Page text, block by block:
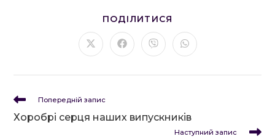
ПОДІЛИТИСЯ
ЦИМ
ВМІСТОМ
Відкрити
в
вікні
Відкрити
в
вікні
Відкрити
в
вікні
Відкрити
в
вікні
Прочитати
статей
Попередній запис
Хоробрі серця наших випускників
Наступний запис